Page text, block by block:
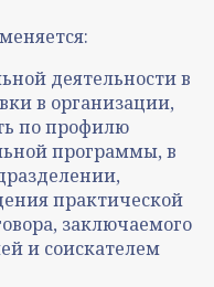
деятельности в
в организации,
по профилю
программы, в
практической
заключаемого
и соискателем